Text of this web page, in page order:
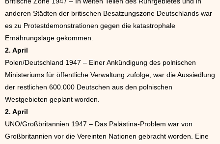
anderen Städten der britischen Besatzungszone Deutschlands war
es zu Protestdemonstrationen gegen die katastrophale
Ernährungslage gekommen.
2. April
Polen/Deutschland 1947 – Einer Ankündigung des polnischen
Ministeriums für öffentliche Verwaltung zufolge, war die Aussiedlung
der restlichen 600.000 Deutschen aus den polnischen
Westgebieten geplant worden.
2. April
UNO/Großbritannien 1947 – Das Palästina-Problem war von
Großbritannien vor die Vereinten Nationen gebracht worden. Eine